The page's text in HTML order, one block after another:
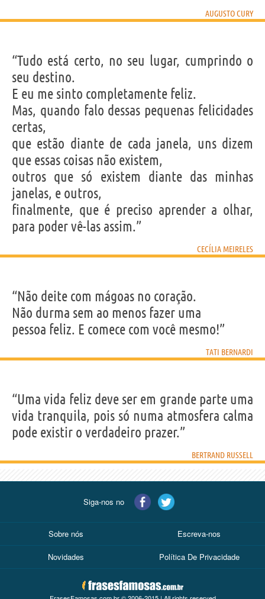
AUGUSTO CURY
“Tudo está certo, no seu lugar, cumprindo o
seu destino.
E eu me sinto completamente feliz.
Mas, quando falo dessas pequenas felicidades
certas,
que estão diante de cada janela, uns dizem
que essas coisas não existem,
outros que só existem diante das minhas
janelas, e outros,
finalmente, que é preciso aprender a olhar,
para poder vê-las assim.”
CECÍLIA MEIRELES
“Não deite com mágoas no coração.
Não durma sem ao menos fazer uma
pessoa feliz. E comece com você mesmo!”
TATI BERNARDI
“Uma vida feliz deve ser em grande parte uma
vida tranquila, pois só numa atmosfera calma
pode existir o verdadeiro prazer.”
BERTRAND RUSSELL
Siga-nos no
Sobre nós Escreva-nos
Novidades Política De Privacidade